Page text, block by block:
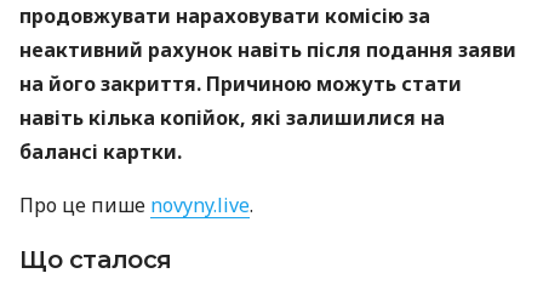
продовжувати нараховувати комісію за
неактивний рахунок навіть після подання заяви
на його закриття. Причиною можуть стати
навіть кілька копійок, які залишилися на
балансі картки.
Про це пише novyny.live.
Що сталося